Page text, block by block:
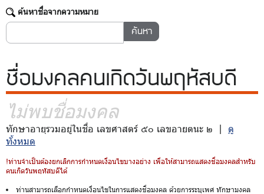
ค้นหาชื่อจากความหมาย
ชื่อมงคลคนเกิดวันพฤหัสบดี
ไม่พบชื่อมงคล
ทักษาอายุรวมอยู่ในชื่อ เลขศาสตร์ ๕๐ เลขอายตนะ ๒ | ดู
ทั้งหมด
!ท่านจำเป็นต้องยกเลิกการกำหนดเงื่อนไขบางอย่าง เพื่อให้สามารถแสดงชื่อมงคลสำหรับ
คนเกิดวันพฤหัสบดีได้
ท่านสามารถเลือกกำหนดเงื่อนไขในการแสดงชื่อมงคล ด้วยการระบุเพศ ทักษามงคล